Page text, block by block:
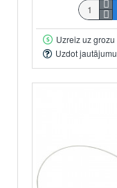
Uzreiz uz grozu
Uzdot